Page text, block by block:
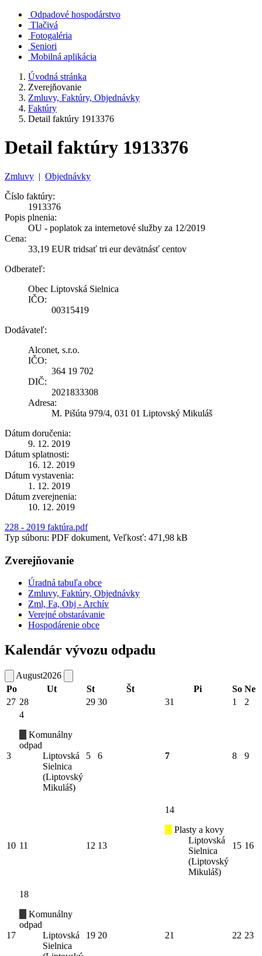
Odpadové hospodárstvo
Tlačivá
Fotogaléria
Seniori
Mobilná aplikácia
Úvodná stránka
Zverejňovanie
Zmluvy, Faktúry, Objednávky
Faktúry
Detail faktúry 1913376
Detail faktúry 1913376
Zmluvy | Objednávky
Číslo faktúry:
1913376
Popis plnenia:
OU - poplatok za internetové služby za 12/2019
Cena:
33,19 EUR tridsať tri eur devätnásť centov
Odberateľ:
Obec Liptovská Sielnica
IČO:
00315419
Dodávateľ:
Alconet, s.r.o.
IČO:
364 19 702
DIČ:
2021833308
Adresa:
M. Pišúta 979/4, 031 01 Liptovský Mikuláš
Dátum doručenia:
9. 12. 2019
Dátum splatnosti:
16. 12. 2019
Dátum vystavenia:
1. 12. 2019
Dátum zverejnenia:
10. 12. 2019
228 - 2019 faktúra.pdf
Typ súboru: PDF dokument, Veľkosť: 471,98 kB
Zverejňovanie
Úradná tabuľa obce
Zmluvy, Faktúry, Objednávky
Zml, Fa, Obj - Archív
Verejné obstarávanie
Hospodárenie obce
Kalendár vývozu odpadu
August2026
Po
Ut St Št Pi So Ne
27 28 29 30 31 1 2
3
4
Komunálny
odpad
Liptovská
Sielnica
(Liptovský
Mikuláš)
5 6 7 8 9
10 11 12 13
14
Plasty a kovy
Liptovská
Sielnica
(Liptovský
Mikuláš)
15 16
17
18
Komunálny
odpad
Liptovská
Sielnica
19 20 21 22 23